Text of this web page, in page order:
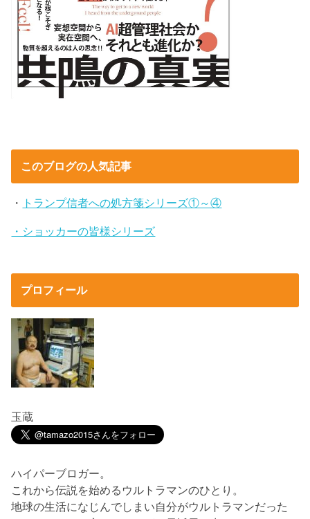
このブログの人気記事
・ トランプ信者への処方箋シリーズ①～④
・ショッカーの皆様シリーズ
プロフィール
玉蔵
ハイパーブロガー。
これから伝説を始めるウルトラマンのひとり。
地球の生活になじんでしまい自分がウルトラマンだった